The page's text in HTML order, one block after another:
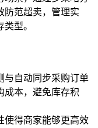
防范超卖，管理实
型。
与自动同步采购订单
成本，避免库存积
使得商家能够更高效